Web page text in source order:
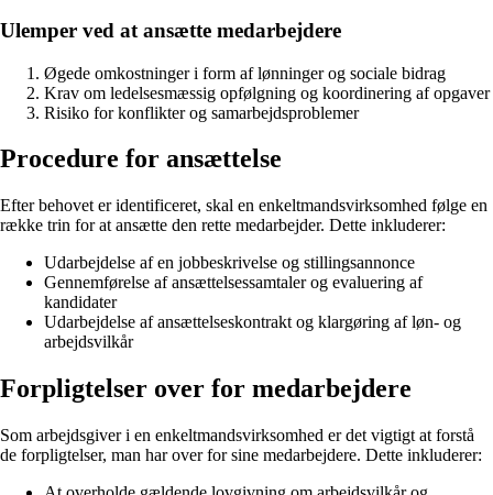
Ulemper ved at ansætte medarbejdere
Øgede omkostninger i form af lønninger og sociale bidrag
Krav om ledelsesmæssig opfølgning og koordinering af opgaver
Risiko for konflikter og samarbejdsproblemer
Procedure for ansættelse
Efter behovet er identificeret, skal en enkeltmandsvirksomhed følge en
række trin for at ansætte den rette medarbejder. Dette inkluderer:
Udarbejdelse af en jobbeskrivelse og stillingsannonce
Gennemførelse af ansættelsessamtaler og evaluering af
kandidater
Udarbejdelse af ansættelseskontrakt og klargøring af løn- og
arbejdsvilkår
Forpligtelser over for medarbejdere
Som arbejdsgiver i en enkeltmandsvirksomhed er det vigtigt at forstå
de forpligtelser, man har over for sine medarbejdere. Dette inkluderer: